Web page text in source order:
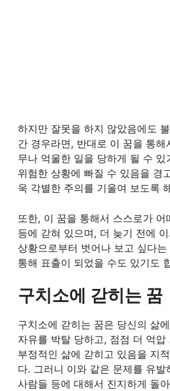
하지만 잘못을 하지 않았음에도
간 경우라면, 반대로 이 꿈을 통해
무나 억울한 일을 당하게 될 수 있
위험한 상황에 빠질 수 있음을 경
욱 각별한 주의를 기울여 보도록
또한, 이 꿈을 통해서 스스로가 어
등에 갇혀 있으며, 더 늦기 전에
상황으로부터 벗어나 보고 싶다
통해 표출이 되었을 수도 있기도
구치소에 갇히는 꿈
구치소에 갇히는 꿈은 당신의 삶
자유를 박탈 당하고, 점점 더 억압
부정적인 삶에 갇히고 있음을 지
다. 그러니 이와 같은 문제를 유발
사람들 등에 대해서 진지하게 돌